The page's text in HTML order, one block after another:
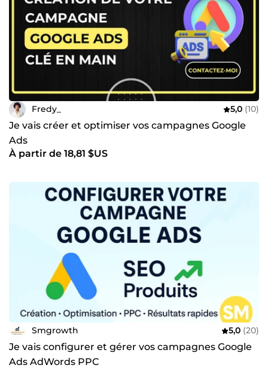
Fredy_ 5,0 (10)
Je vais créer et optimiser vos campagnes Google
Ads
À partir de 18,81 $US
Smgrowth 5,0 (20)
Je vais configurer et gérer vos campagnes Google
Ads AdWords PPC